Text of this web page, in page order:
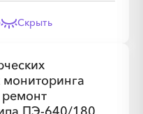
Скрыть